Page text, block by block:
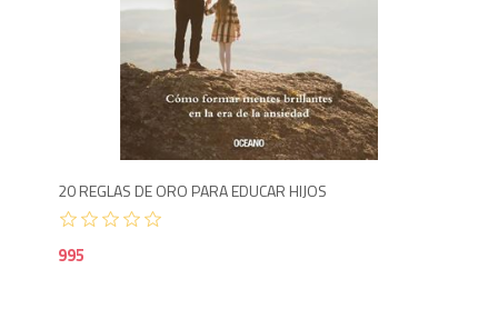
20 REGLAS DE ORO PARA EDUCAR HIJOS
995